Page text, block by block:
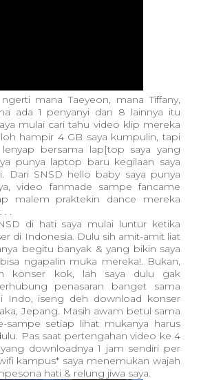
mana Taeyeon, mana Tiffany,
ada 1 penyanyi dan 8 lainnya itu
mulai cari tahu video klip mereka
hampir 4 GB saya kumpulin, tapi
bersama lap[top saya yang
punya laptop baru kegilaan saya
Dari SNSD hello baby saya punya
video fanmade sampe fancame
malem praktekin dance mereka
. .
di hati saya mulai luntur ketika
di Indonesia. Dulu sih amit-amit liat
begitu banyak & yang bikin saya
ngapalin muka mereka!. Bukan,
konser kok, lah saya dulu gak
penasaran banget sama
Indo, iseng deh download konser
Jepang. Masih awam betul sama
sampe setiap lihat mukanya harus
Pas saat pertengahan video ke 4
downloadnya 1 jam sendiri per
kampus* saya menemukan wajah
hati & relung jiwa saya.